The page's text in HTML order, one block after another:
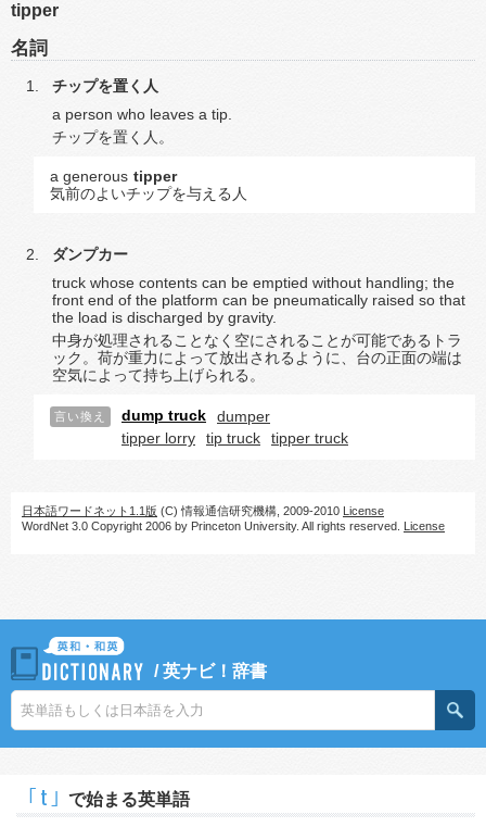
tipper
名詞
チップを置く人
a person who leaves a tip.
チップを置く人。
a generous tipper
気前のよいチップを与える人
ダンプカー
truck whose contents can be emptied without handling; the
front end of the platform can be pneumatically raised so that
the load is discharged by gravity.
中身が処理されることなく空にされることが可能であるトラ
ック。荷が重力によって放出されるように、台の正面の端は
空気によって持ち上げられる。
言い換え dump truck
dumper
tipper lorry
tip truck tipper truck
日本語ワードネット1.1版 (C) 情報通信研究機構, 2009-2010 License
WordNet 3.0 Copyright 2006 by Princeton University. All rights reserved. License
/英ナビ！辞書
｢t｣ で始まる英単語